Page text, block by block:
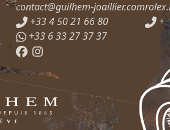
contact@guilhem-joaillier.com
+33 4 50 21 66 80
+33 6 33 27 37 37